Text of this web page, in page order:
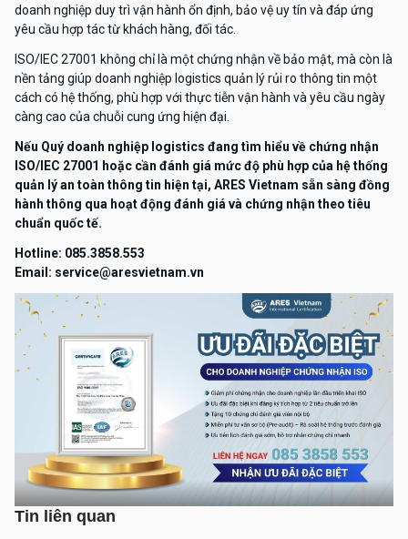
doanh nghiệp duy trì vận hành ổn định, bảo vệ uy tín và đáp ứng
yêu cầu hợp tác từ khách hàng, đối tác.
ISO/IEC 27001 không chỉ là một chứng nhận về bảo mật, mà còn là
nền tảng giúp doanh nghiệp logistics quản lý rủi ro thông tin một
cách có hệ thống, phù hợp với thực tiễn vận hành và yêu cầu ngày
càng cao của chuỗi cung ứng hiện đại.
Nếu Quý doanh nghiệp logistics đang tìm hiểu về chứng nhận
ISO/IEC 27001 hoặc cần đánh giá mức độ phù hợp của hệ thống
quản lý an toàn thông tin hiện tại, ARES Vietnam sẵn sàng đồng
hành thông qua hoạt động đánh giá và chứng nhận theo tiêu
chuẩn quốc tế.
Hotline: 085.3858.553
Email: service@aresvietnam.vn
Tin liên quan